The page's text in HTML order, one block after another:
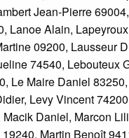
Jean-Pierre
Lanoe Alain,
09200, Lausseur
74540, Lebouteux
Le Maire Daniel
Levy Vincent
Daniel, Marcon
Martin Benoît